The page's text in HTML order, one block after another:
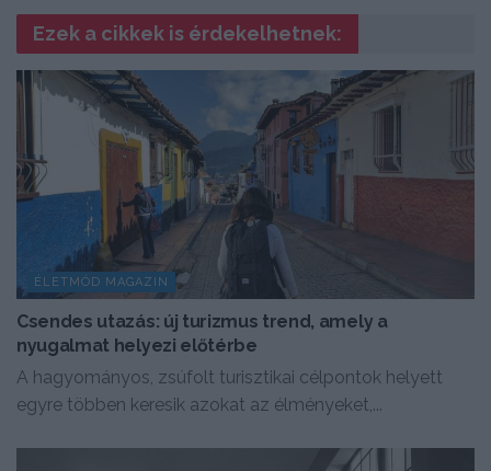
Ezek a cikkek is érdekelhetnek:
ÉLETMÓD MAGAZIN
Csendes utazás: új turizmus trend, amely a
nyugalmat helyezi előtérbe
A hagyományos, zsúfolt turisztikai célpontok helyett
egyre többen keresik azokat az élményeket,...